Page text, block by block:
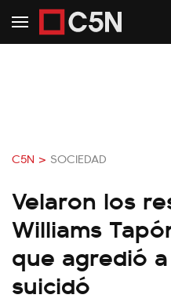
C5N > SOCIEDAD
Velaron los
Williams
que agredió
suicidó